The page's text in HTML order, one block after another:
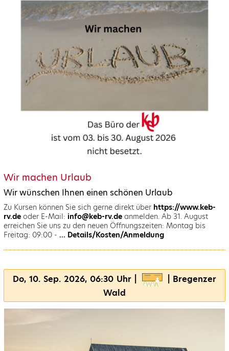
Wir machen Urlaub
Wir wünschen Ihnen einen schönen Urlaub
Zu Kursen können Sie sich gerne direkt über https://www.keb-
rv.deoder E-Mail: info@keb-rv.deanmelden. Ab 31. August
erreichen Sie uns zu den neuen Öffnungszeiten: Montag bis
Freitag: 09:00 - ... Details/Kosten/Anmeldung
Do, 10. Sep. 2026, 06:30 Uhr |
| Bregenzer
Wald